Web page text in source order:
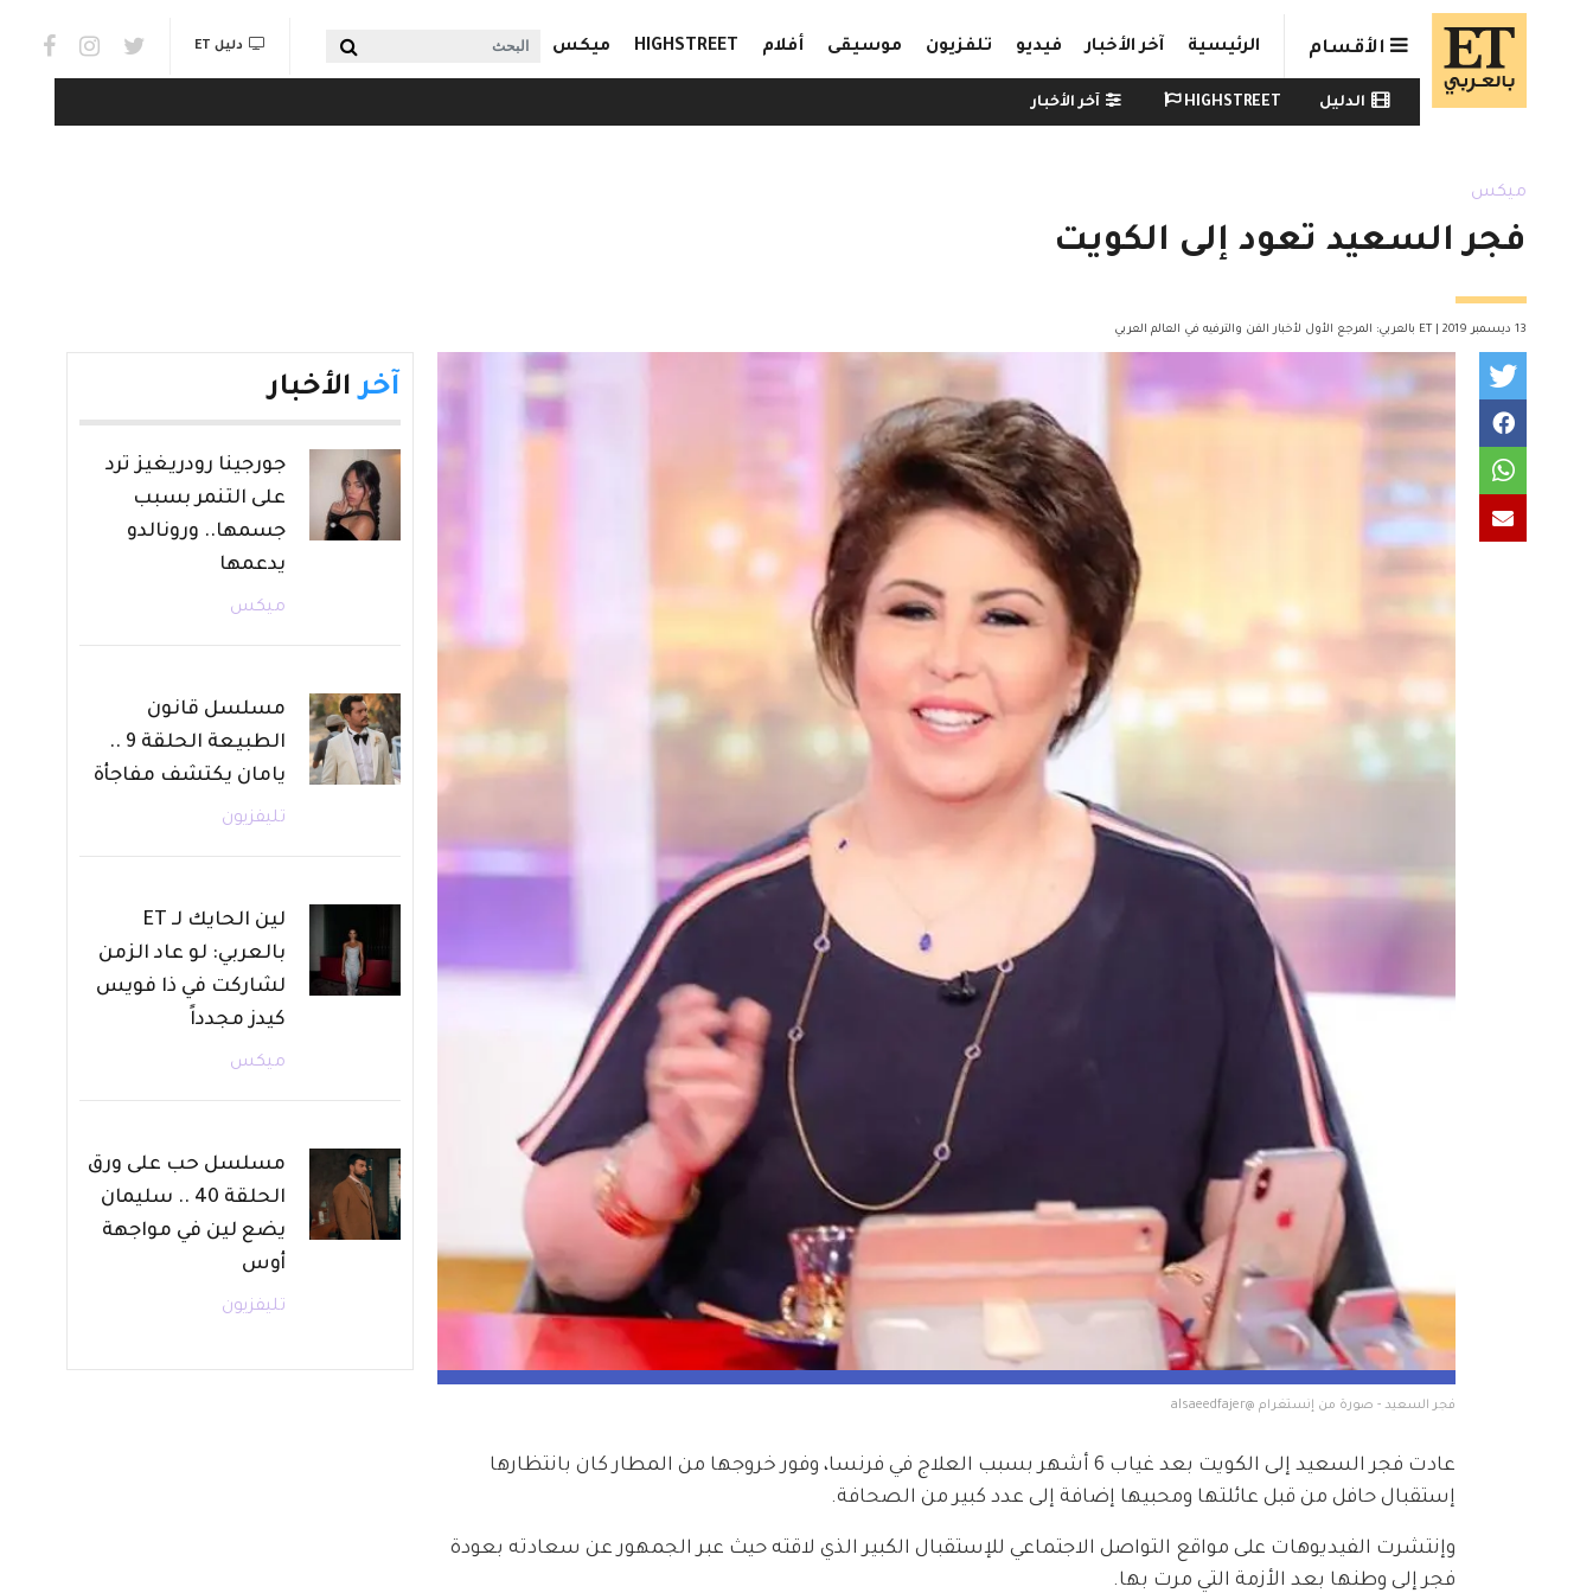
Skip to main content
الأقسام الرئيسية آخر الأخبار فيديو تلفزيون موسيقى أفلام HIGHSTREET ميكس البحث links & Watch
دليل ET
Watch menu
الدليل HIGHSTREET آخر الأخبار
ميكس
فجر السعيد تعود إلى الكويت
13 ديسمبر 2019 | ET بالعربي: المرجع الأول لأخبار الفن والترفيه في العالم العربي
فجر السعيد - صورة من إنستغرام @alsaeedfajer
عادت فجر السعيد إلى الكويت بعد غياب 6 أشهر بسبب العلاج في فرنسا، وفور خروجها من المطار كان بانتظارها
إستقبال حافل من قبل عائلتها ومحبيها إضافة إلى عدد كبير من الصحافة.
وإنتشرت الفيديوهات على مواقع التواصل الاجتماعي للإستقبال الكبير الذي لاقته حيث عبر الجمهور عن سعادته بعودة
فجر إلى وطنها بعد الأزمة التي مرت بها.
آخر الأخبار
جورجينا رودريغيز ترد
على التنمر بسبب
جسمها.. ورونالدو
يدعمها
ميكس
مسلسل قانون
الطبيعة الحلقة 9 ..
يامان يكتشف مفاجأة
تليفزيون
لين الحايك لـ ET
بالعربي: لو عاد الزمن
لشاركت في ذا فويس
كيدز مجدداً
ميكس
مسلسل حب على ورق
الحلقة 40 .. سليمان
يضع لين في مواجهة
أوس
تليفزيون